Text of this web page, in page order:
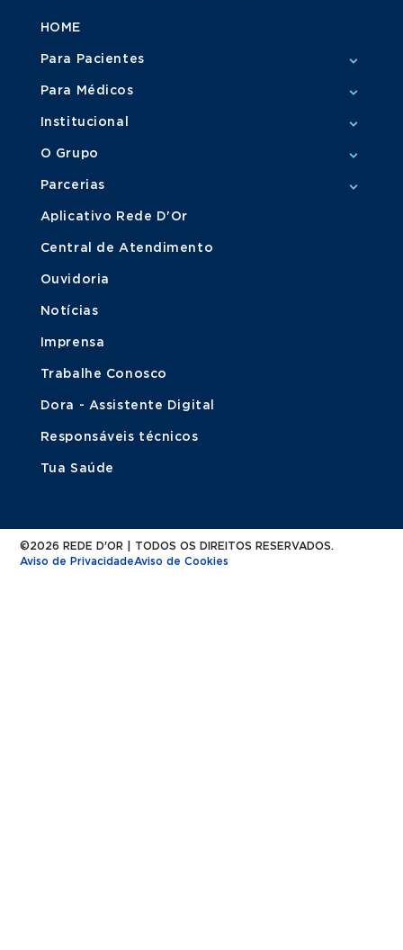
HOME
Para Pacientes
Para Médicos
Institucional
O Grupo
Parcerias
Aplicativo Rede D'Or
Central de Atendimento
Ouvidoria
Notícias
Imprensa
Trabalhe Conosco
Dora - Assistente Digital
Responsáveis técnicos
Tua Saúde
©2026 REDE D'OR | TODOS OS DIREITOS RESERVADOS.
Aviso de PrivacidadeAviso de Cookies